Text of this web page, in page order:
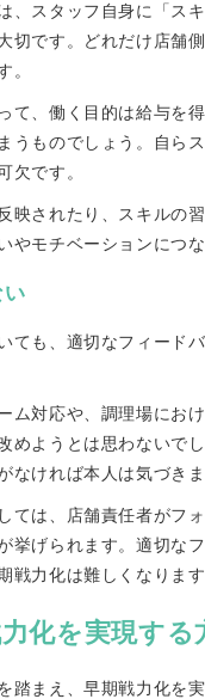
、スタッフ自身に「ス
切です。どれだけ店舗
。
て、働く目的は給与を
うものでしょう。自ら
欠です。
映されたり、スキルの
やモチベーションにつな
い
ても、適切なフィード
ム対応や、調理場にお
めようとは思わないで
なければ本人は気づきま
ては、店舗責任者がフ
挙げられます。適切な
戦力化は難しくなります
化を実現する
踏まえ、早期戦力化を